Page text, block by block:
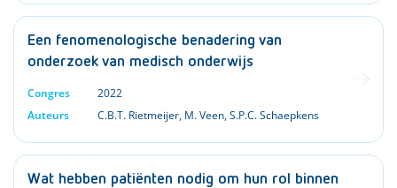
Een fenomenologische benadering van
onderzoek van medisch onderwijs
Congres
2022
Auteurs
C.B.T. Rietmeijer, M. Veen,S.P.C. Schaepkens
Wat hebben patiënten nodig om hun rol binnen